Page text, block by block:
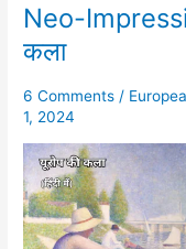
Neo-
कला
6 Comments /
1, 2024
Neo-
Impressionism
|
प्रभाववाद
कला